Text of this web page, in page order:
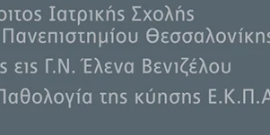
μεσημεριανό φαγητό
03.06.2026 14:28